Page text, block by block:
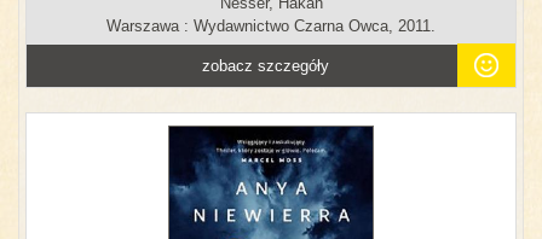
Warszawa : Wydawnictwo Czarna Owca, 2011.
zobacz szczegóły